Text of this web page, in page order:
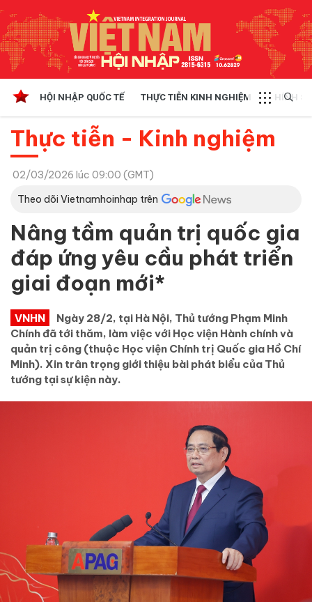
HỘI NHẬP QUỐC TẾ THỰC TIỄN KINH NGHIỆM CHÍNH
Thực tiễn - Kinh nghiệm
02/03/2026 lúc 09:00 (GMT)
Theo dõi Vietnamhoinhap trên
Nâng tầm quản trị quốc gia
đáp ứng yêu cầu phát triển
giai đoạn mới*
VNHN
Ngày 28/2, tại Hà Nội, Thủ tướng Phạm Minh
Chính đã tới thăm, làm việc với Học viện Hành chính và
quản trị công (thuộc Học viện Chính trị Quốc gia Hồ Chí
Minh). Xin trân trọng giới thiệu bài phát biểu của Thủ
tướng tại sự kiện này.